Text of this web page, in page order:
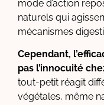
mode d’action
naturels qui
mécanismes
Cependant,
pas l’innocuité
tout-petit réagit
végétales, même